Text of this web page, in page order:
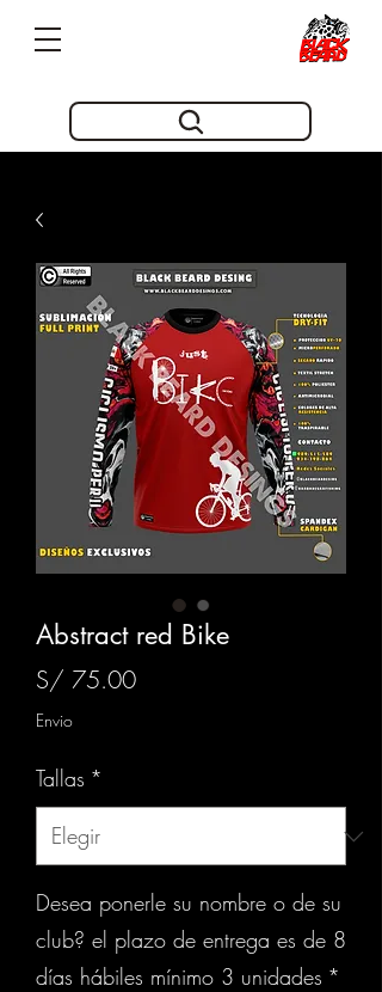
Abstract red Bike
S/ 75.00Precio
Envio
Tallas *
Desea ponerle su nombre o de su
club? el plazo de entrega es de 8
días hábiles mínimo 3 unidades *